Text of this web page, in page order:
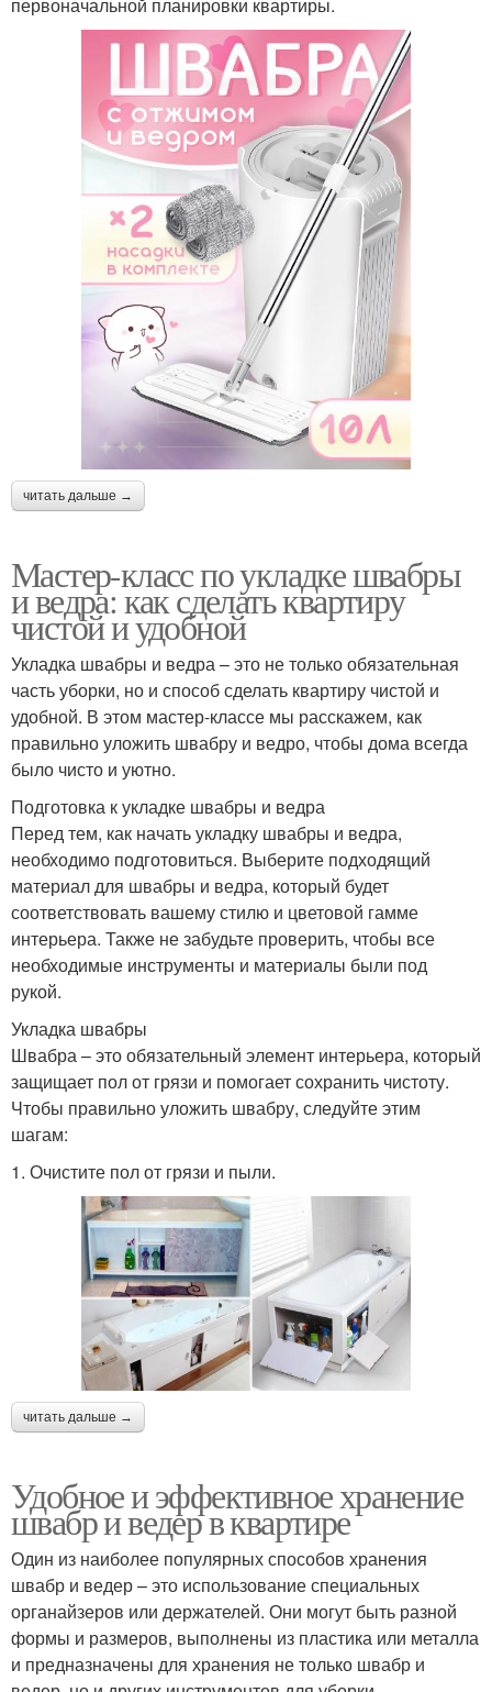
первоначальной планировки квартиры.
читать дальше →
Мастер-класс по укладке швабры
и ведра: как сделать квартиру
чистой и удобной
Укладка швабры и ведра – это не только обязательная
часть уборки, но и способ сделать квартиру чистой и
удобной. В этом мастер-классе мы расскажем, как
правильно уложить швабру и ведро, чтобы дома всегда
было чисто и уютно.
Подготовка к укладке швабры и ведра
Перед тем, как начать укладку швабры и ведра,
необходимо подготовиться. Выберите подходящий
материал для швабры и ведра, который будет
соответствовать вашему стилю и цветовой гамме
интерьера. Также не забудьте проверить, чтобы все
необходимые инструменты и материалы были под
рукой.
Укладка швабры
Швабра – это обязательный элемент интерьера, который
защищает пол от грязи и помогает сохранить чистоту.
Чтобы правильно уложить швабру, следуйте этим
шагам:
1. Очистите пол от грязи и пыли.
читать дальше →
Удобное и эффективное хранение
швабр и ведер в квартире
Один из наиболее популярных способов хранения
швабр и ведер – это использование специальных
органайзеров или держателей. Они могут быть разной
формы и размеров, выполнены из пластика или металла
и предназначены для хранения не только швабр и